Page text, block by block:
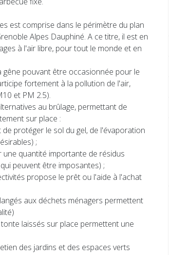
est comprise dans le périmètre du plan
Alpes Dauphiné. A ce titre, il est en
à l'air libre, pour tout le monde et en
gêne pouvant être occasionnée pour le
fortement à la pollution de l'air,
et PM 2.5).
au brûlage, permettant de
sur place :
protéger le sol du gel, de l'évaporation
;
quantité importante de résidus
peuvent être imposantes) ;
propose le prêt ou l'aide à l'achat
aux déchets ménagers permettent
laissés sur place permettent une
des jardins et des espaces verts